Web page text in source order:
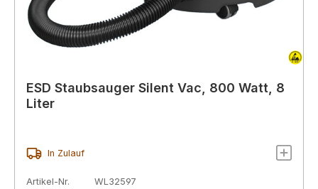
ESD Staubsauger Silent Vac, 800 Watt, 8
Liter
In Zulauf
Artikel-Nr.
WL32597